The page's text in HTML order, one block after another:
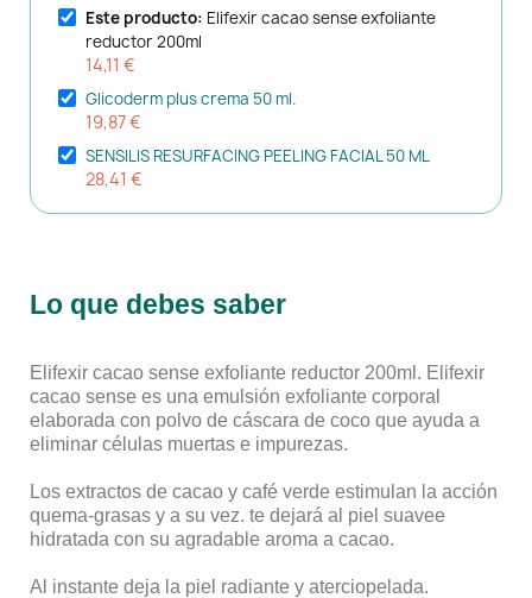
Este producto: Elifexir cacao sense exfoliante
reductor 200ml
14,11 €
Glicoderm plus crema 50 ml.
19,87 €
SENSILIS RESURFACING PEELING FACIAL 50 ML
28,41 €
Lo que debes saber
Elifexir cacao sense exfoliante reductor 200ml. Elifexir
cacao sense es una emulsión exfoliante corporal
elaborada con polvo de cáscara de coco que ayuda a
eliminar células muertas e impurezas.
Los extractos de cacao y café verde estimulan la acción
quema-grasas y a su vez. te dejará al piel suavee
hidratada con su agradable aroma a cacao.
Al instante deja la piel radiante y aterciopelada.